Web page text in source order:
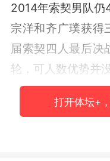
2014年索契男队
宗洋和齐广璞获得
届索契四人最后决
轮，可人数优势并
女队同样遭遇相
身到决赛，最终
打开体坛+